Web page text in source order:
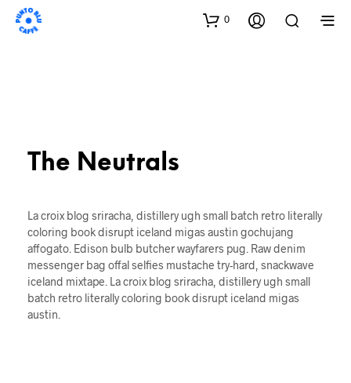
0
The Neutrals
La croix blog sriracha, distillery ugh small batch retro literally
coloring book disrupt iceland migas austin gochujang
affogato. Edison bulb butcher wayfarers pug. Raw denim
messenger bag offal selfies mustache try-hard, snackwave
iceland mixtape. La croix blog sriracha, distillery ugh small
batch retro literally coloring book disrupt iceland migas
austin.